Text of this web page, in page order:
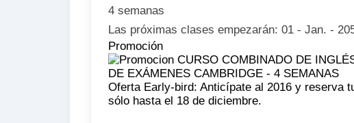
4 semanas
Las próximas clases empezarán: 01 - Jan. -
Promoción
Oferta Early-bird: Anticípate al 2016 y reserva
sólo hasta el 18 de diciembre.